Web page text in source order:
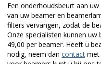
Een onderhoudsbeurt aan
van uw beamer en
filters vervangen, zodat de
Onze specialisten kunnen
49,00 per beamer. Heeft u
nodig, neem dan contact met